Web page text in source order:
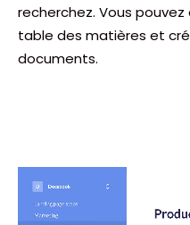
recherchez. Vous
table des matières et
documents.